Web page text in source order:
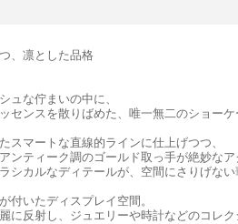
、凛とした品格
ュな佇まいの中に、
センスを散りばめた、唯一無二のショーケ
スマートな直線的ラインに仕上げつつ、
ンティーク調のゴールド取っ手が絶妙なア
シカルなディテールが、空間にさりげない
付いたディスプレイ空間。
に反射し、ジュエリーや時計などのコレ